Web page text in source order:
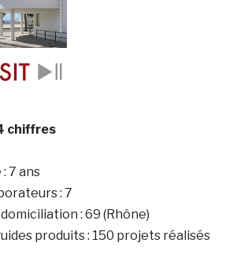
chiffres
7 ans
: 7
: 69 (Rhône)
produits : 150 projets réalisés